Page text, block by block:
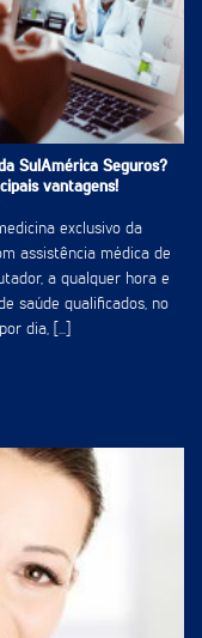
SulAmérica Seguros?
vantagens!
exclusivo da
assistência médica de
a qualquer hora e
saúde qualificados, no
dia, [...]